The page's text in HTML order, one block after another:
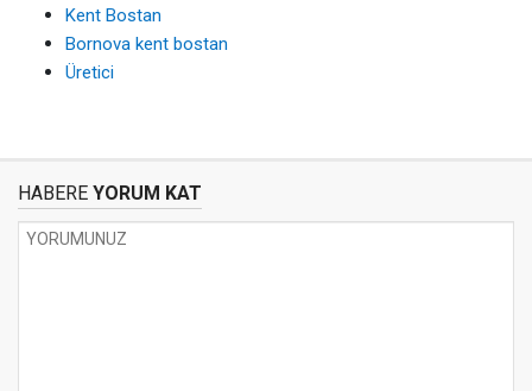
Kent Bostan
Bornova kent bostan
Üretici
HABERE YORUM KAT